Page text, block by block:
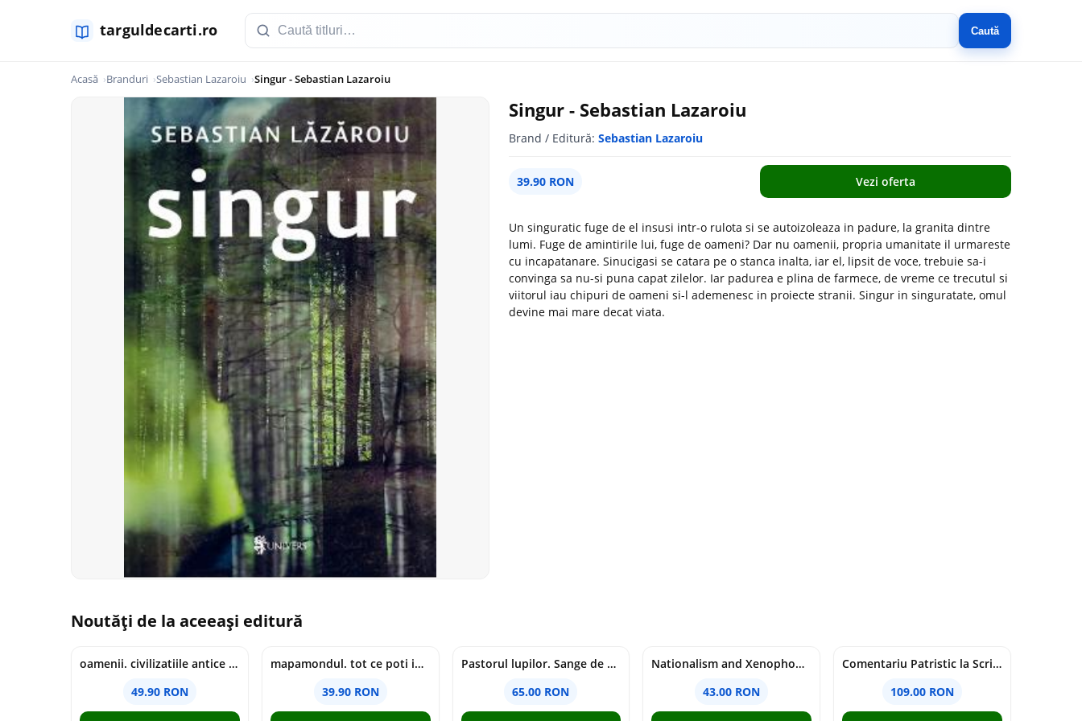
Caută
Acasă Branduri Sebastian Lazaroiu Singur - Sebastian Lazaroiu
Singur - Sebastian Lazaroiu
Brand / Editură: Sebastian Lazaroiu
39.90 RON Vezi oferta
Un singuratic fuge de el insusi intr-o rulota si se autoizoleaza in padure, la granita dintre
lumi. Fuge de amintirile lui, fuge de oameni? Dar nu oamenii, propria umanitate il urmareste
cu incapatanare. Sinucigasi se catara pe o stanca inalta, iar el, lipsit de voce, trebuie sa-i
convinga sa nu-si puna capat zilelor. Iar padurea e plina de farmece, de vreme ce trecutul si
viitorul iau chipuri de oameni si-l ademenesc in proiecte stranii. Singur in singuratate, omul
devine mai mare decat viata.
Noutăți de la aceeași editură
oamenii. civilizatiile antice si lucrurile uluitoare pe care le-au creat - jonny marx, charlie davis
49.90 RON
mapamondul. tot ce poti invata dintr-o harta - raquel martin
39.90 RON
Pastorul lupilor. Sange de varcolac - Larisa Toader
65.00 RON
Nationalism and Xenophobia in Post-Soviet Russia - Ioana Madalina Miron
43.00 RON
Comentariu Patristic la Scriptura. Vechiul Testament II. Geneza, 12-50 - George Claudiu Tutu, Mark Sheridan, Alexander Baumgarten, Thomas C. Oden
109.00 RON